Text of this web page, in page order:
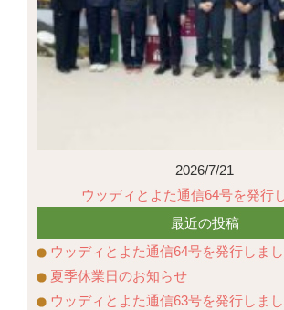
2026/7/21
ウッディとよた通信64号を発行
最近の投稿
ウッディとよた通信64号を発行しま
夏季休業日のお知らせ
ウッディとよた通信63号を発行しま